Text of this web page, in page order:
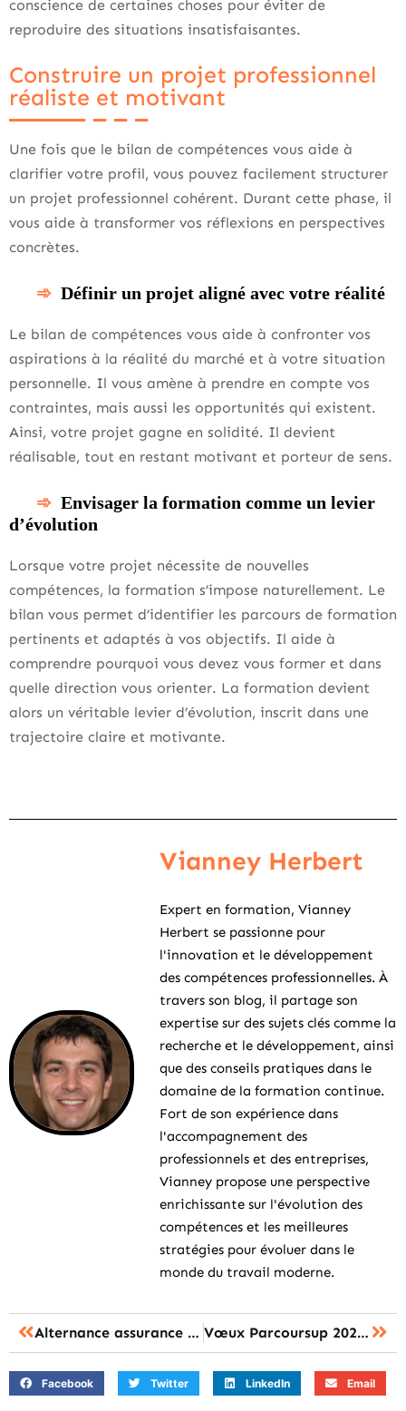
conscience de certaines choses pour éviter de
reproduire des situations insatisfaisantes.
Construire un projet professionnel
réaliste et motivant
Une fois que le bilan de compétences vous aide à
clarifier votre profil, vous pouvez facilement structurer
un projet professionnel cohérent. Durant cette phase, il
vous aide à transformer vos réflexions en perspectives
concrètes.
Définir un projet aligné avec votre réalité
Le bilan de compétences vous aide à confronter vos
aspirations à la réalité du marché et à votre situation
personnelle. Il vous amène à prendre en compte vos
contraintes, mais aussi les opportunités qui existent.
Ainsi, votre projet gagne en solidité. Il devient
réalisable, tout en restant motivant et porteur de sens.
Envisager la formation comme un levier
d’évolution
Lorsque votre projet nécessite de nouvelles
compétences, la formation s’impose naturellement. Le
bilan vous permet d’identifier les parcours de formation
pertinents et adaptés à vos objectifs. Il aide à
comprendre pourquoi vous devez vous former et dans
quelle direction vous orienter. La formation devient
alors un véritable levier d’évolution, inscrit dans une
trajectoire claire et motivante.
Vianney Herbert
Expert en formation, Vianney
Herbert se passionne pour
l'innovation et le développement
des compétences professionnelles. À
travers son blog, il partage son
expertise sur des sujets clés comme la
recherche et le développement, ainsi
que des conseils pratiques dans le
domaine de la formation continue.
Fort de son expérience dans
l'accompagnement des
professionnels et des entreprises,
Vianney propose une perspective
enrichissante sur l'évolution des
compétences et les meilleures
stratégies pour évoluer dans le
monde du travail moderne.
Alternance assurance : les clés pour réussir dès le premier jour Vœux Parcoursup 2026 : bien formuler ses choix PASS, LAS et LSPS
Facebook Twitter LinkedIn Email